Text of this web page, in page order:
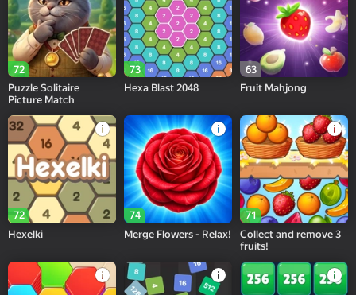
72
Puzzle Solitaire
Picture Match
73
Hexa Blast 2048
63
Fruit Mahjong
72
Hexelki
74
Merge Flowers - Relax!
71
Collect and remove 3
fruits!